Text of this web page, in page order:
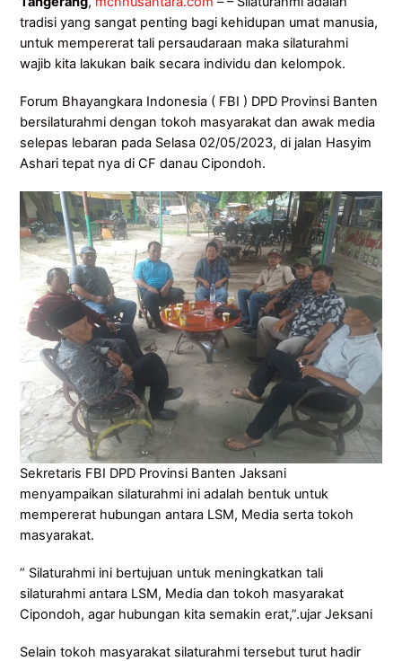
tradisi yang sangat penting bagi kehidupan umat manusia,
untuk mempererat tali persaudaraan maka silaturahmi
wajib kita lakukan baik secara individu dan kelompok.
Forum Bhayangkara Indonesia ( FBI ) DPD Provinsi Banten
bersilaturahmi dengan tokoh masyarakat dan awak media
selepas lebaran pada Selasa 02/05/2023, di jalan Hasyim
Ashari tepat nya di CF danau Cipondoh.
Sekretaris FBI DPD Provinsi Banten Jaksani
menyampaikan silaturahmi ini adalah bentuk untuk
mempererat hubungan antara LSM, Media serta tokoh
masyarakat.
” Silaturahmi ini bertujuan untuk meningkatkan tali
silaturahmi antara LSM, Media dan tokoh masyarakat
Cipondoh, agar hubungan kita semakin erat,”.ujar Jeksani
Selain tokoh masyarakat silaturahmi tersebut turut hadir